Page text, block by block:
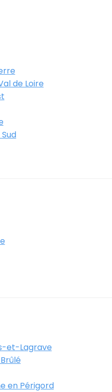
de Loire
et-Lagrave
en Périgord